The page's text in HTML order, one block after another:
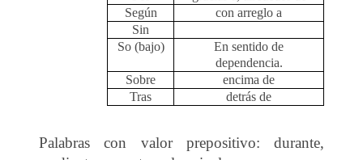
Según
con arreglo a
Sin
So (bajo)
En sentido de
dependencia.
Sobre
encima de
Tras
detrás de
Palabras con valor prepositivo: durante,